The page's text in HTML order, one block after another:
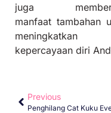
juga
manfaat tambahan
meningkatkan
kepercayaan diri
Previous